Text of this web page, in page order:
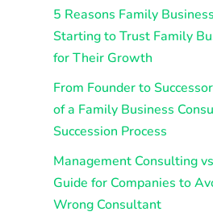
5 Reasons Family
Starting to Trust Family
for Their Growth
From Founder to
of a Family Business
Succession Process
Management Consulting
Guide for Companies to
Wrong Consultant